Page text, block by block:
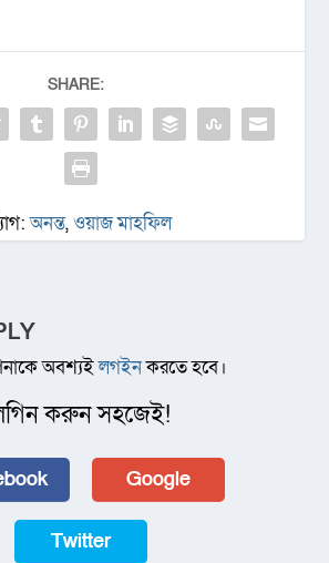
SHARE:
অনন্ত,ওয়াজ মাহফিল
অবশ্যইলগইনকরতে হবে।
করুন সহজেই!
Google
Twitter